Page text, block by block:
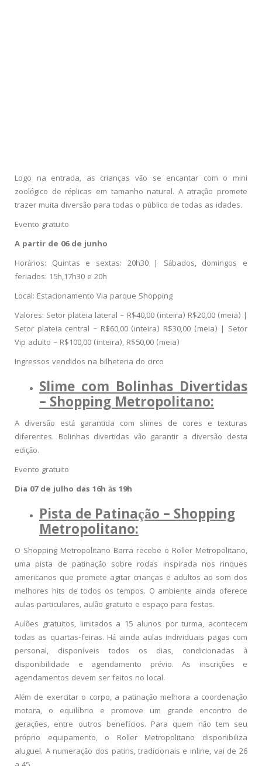
Logo na entrada, as crianças vão se encantar com o mini
zoológico de réplicas em tamanho natural. A atração promete
trazer muita diversão para todas o público de todas as idades.
Evento gratuito
A partir de 06 de junho
Horários: Quintas e sextas: 20h30 | Sábados, domingos e
feriados: 15h,17h30 e 20h
Local: Estacionamento Via parque Shopping
Valores: Setor plateia lateral – R$40,00 (inteira) R$20,00 (meia) |
Setor plateia central – R$60,00 (inteira) R$30,00 (meia) | Setor
Vip adulto – R$100,00 (inteira), R$50,00 (meia)
Ingressos vendidos na bilheteria do circo
Slime com Bolinhas Divertidas
– Shopping Metropolitano:
A diversão está garantida com slimes de cores e texturas
diferentes. Bolinhas divertidas vão garantir a diversão desta
edição.
Evento gratuito
Dia 07 de julho das 16h às 19h
Pista de Patinação – Shopping
Metropolitano:
O Shopping Metropolitano Barra recebe o Roller Metropolitano,
uma pista de patinação sobre rodas inspirada nos rinques
americanos que promete agitar crianças e adultos ao som dos
melhores hits de todos os tempos. O ambiente ainda oferece
aulas particulares, aulão gratuito e espaço para festas.
Aulões gratuitos, limitados a 15 alunos por turma, acontecem
todas as quartas-feiras. Há ainda aulas individuais pagas com
personal, disponíveis todos os dias, condicionadas à
disponibilidade e agendamento prévio. As inscrições e
agendamentos devem ser feitos no local.
Além de exercitar o corpo, a patinação melhora a coordenação
motora, o equilíbrio e promove um grande encontro de
gerações, entre outros benefícios. Para quem não tem seu
próprio equipamento, o Roller Metropolitano disponibiliza
aluguel. A numeração dos patins, tradicionais e inline, vai de 26